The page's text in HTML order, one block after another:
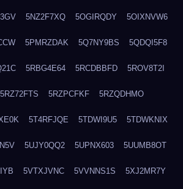
5NZ2F7XQ 5OGIRQDY 5OIXNVW6
5PMRZDAK 5Q7NY9BS 5QDQI5F8
5RBG4E64 5RCDBBFD 5ROV8T2I
5RZ72FTS 5RZPCFKF 5RZQDHMO
5T4RFJQE 5TDWI9U5 5TDWKNIX
5UJY0QQ2 5UPNX603 5UUMB8OT
5VTXJVNC 5VVNNS1S 5XJ2MR7Y